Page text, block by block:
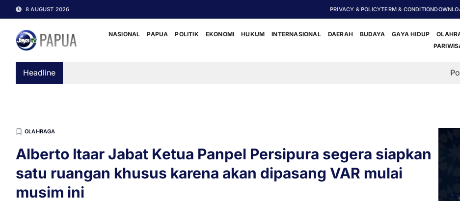
8 AUGUST 2026 PRIVACY & POLICYTERM & CONDITION
NASIONAL PAPUA POLITIK EKONOMI HUKUM INTERNASIONAL DAERAH BUDAYA GAYA HIDUP
Headline ‎Polisi
OLAHRAGA
Alberto Itaar Jabat Ketua Panpel Persipura segera siapkan
satu ruangan khusus karena akan dipasang VAR mulai
musim ini